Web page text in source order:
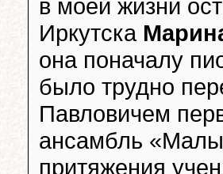
в моей жизни
Иркутска
она поначалу
было трудно
Павловичем
ансамбль
притяжения